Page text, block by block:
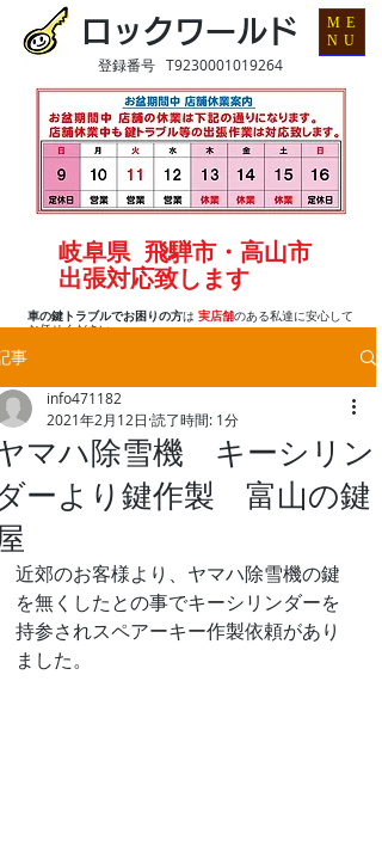
ロックワールド
車の鍵トラブルでお困りの方は 実店舗のある私達に安心して
お任せください
岐阜県 飛騨市・高山市
出張対応致します
登録番号 T9230001019264
ME
NU
事
マハ除雪機 キーシリン
ーより鍵作製 富山の鍵
info471182
2021年2月12日 読了時間: 1分
近郊のお客様より、ヤマハ除雪機の鍵
を無くしたとの事でキーシリンダーを
持参されスペアーキー作製依頼があり
ました。